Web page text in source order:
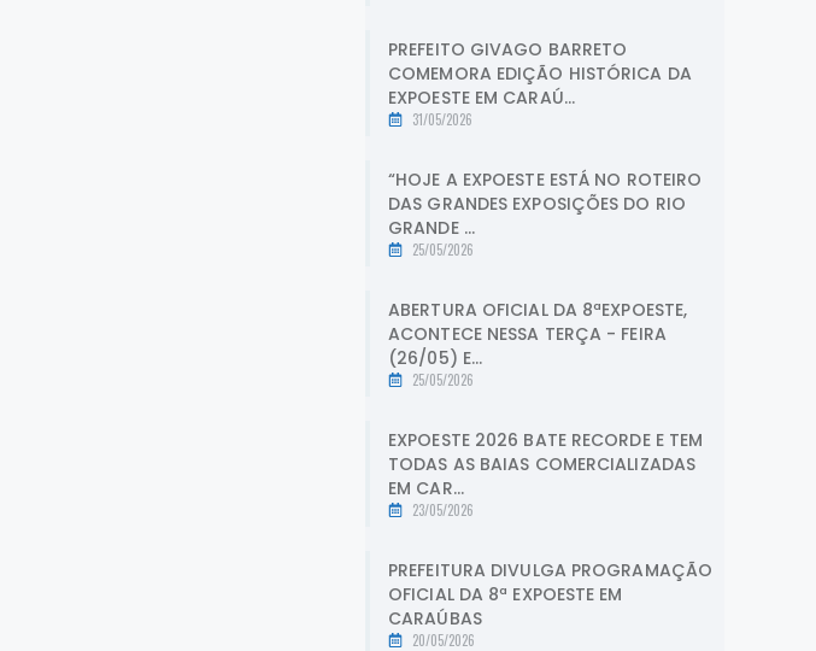
PREFEITO GIVAGO BARRETO
COMEMORA EDIÇÃO HISTÓRICA DA
EXPOESTE EM CARAÚ...
31/05/2026
“HOJE A EXPOESTE ESTÁ NO ROTEIRO
DAS GRANDES EXPOSIÇÕES DO RIO
GRANDE ...
25/05/2026
ABERTURA OFICIAL DA 8ªEXPOESTE,
ACONTECE NESSA TERÇA - FEIRA
(26/05) E...
25/05/2026
EXPOESTE 2026 BATE RECORDE E TEM
TODAS AS BAIAS COMERCIALIZADAS
EM CAR...
23/05/2026
PREFEITURA DIVULGA PROGRAMAÇÃO
OFICIAL DA 8ª EXPOESTE EM
CARAÚBAS
20/05/2026